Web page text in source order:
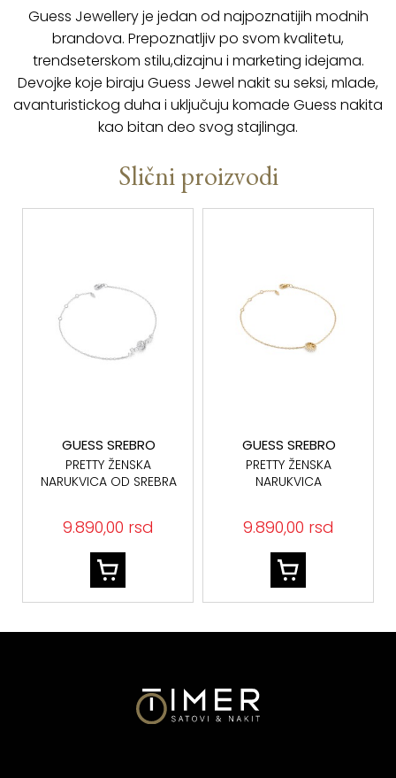
Guess Jewellery je jedan od najpoznatijih modnih
brandova. Prepoznatljiv po svom kvalitetu,
trendseterskom stilu,dizajnu i marketing idejama.
Devojke koje biraju Guess Jewel nakit su seksi, mlade,
avanturistickog duha i uključuju komade Guess nakita
kao bitan deo svog stajlinga.
Slični proizvodi
GUESS SREBRO
PRETTY ŽENSKA
NARUKVICA OD SREBRA
9.890,00 rsd
GUESS SREBRO
PRETTY ŽENSKA
NARUKVICA
9.890,00 rsd